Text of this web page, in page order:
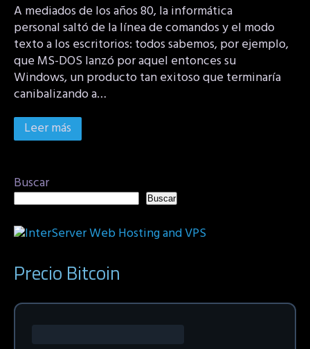
A mediados de los años 80, la informática
personal saltó de la línea de comandos y el modo
texto a los escritorios: todos sabemos, por ejemplo,
que MS-DOS lanzó por aquel entonces su
Windows, un producto tan exitoso que terminaría
canibalizando a…
Leer más
Buscar
Buscar
Precio Bitcoin